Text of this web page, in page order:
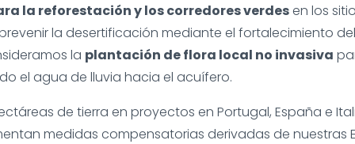
la reforestación y los corredores verdesen los
la desertificación mediante el fortalecimiento
la plantación de flora local no invasiva
el agua de lluvia hacia el acuífero.
de tierra en proyectos en Portugal, España e
medidas compensatorias derivadas de